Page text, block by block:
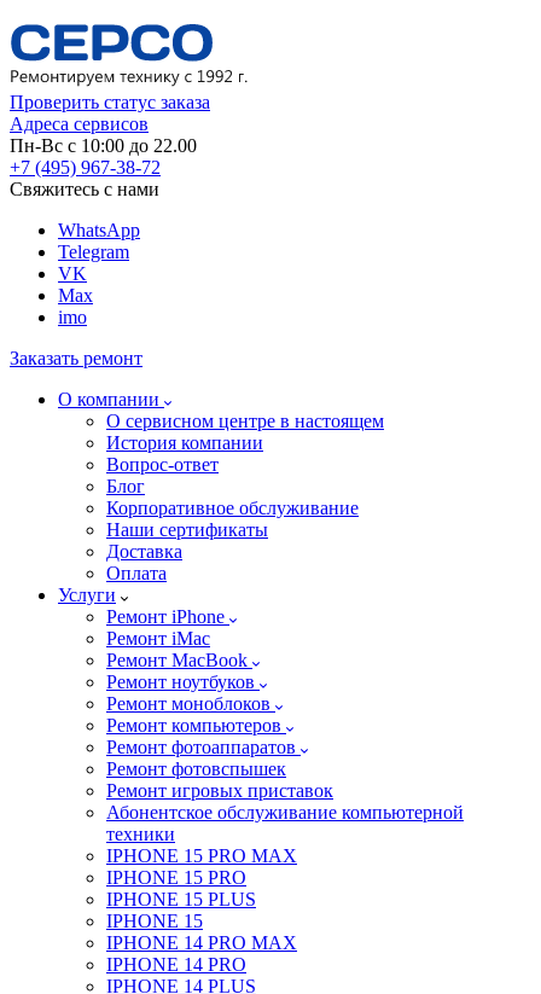
Проверить статус заказа
Адреса сервисов
Пн-Вс с 10:00 до 22.00
+7 (495) 967-38-72
Свяжитесь с нами
WhatsApp
Telegram
VK
Max
imo
Заказать ремонт
О компании
О сервисном центре в настоящем
История компании
Вопрос-ответ
Блог
Корпоративное обслуживание
Наши сертификаты
Доставка
Оплата
Услуги
Ремонт iPhone
Ремонт iMac
Ремонт MacBook
Ремонт ноутбуков
Ремонт моноблоков
Ремонт компьютеров
Ремонт фотоаппаратов
Ремонт фотовспышек
Ремонт игровых приставок
Абонентское обслуживание компьютерной
техники
IPHONE 15 PRO MAX
IPHONE 15 PRO
IPHONE 15 PLUS
IPHONE 15
IPHONE 14 PRO MAX
IPHONE 14 PRO
IPHONE 14 PLUS